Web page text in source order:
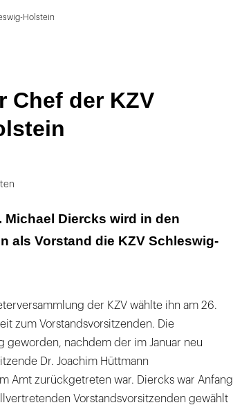
Holstein
Chef der KZV
Michael Diercks wird in den
als Vorstand die KZV Schleswig-
der KZV wählte ihn am 26.
zum Vorstandsvorsitzenden. Die
geworden, nachdem der im Januar neu
Dr. Joachim Hüttmann
Amt zurückgetreten war. Diercks war Anfang
Vorstandsvorsitzenden gewählt